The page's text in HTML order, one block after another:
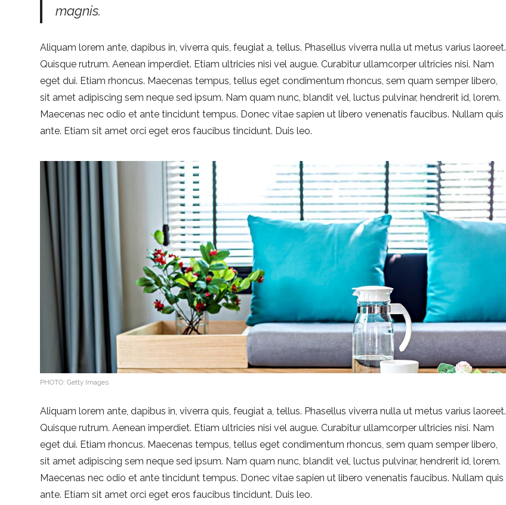
magnis.
Aliquam lorem ante, dapibus in, viverra quis, feugiat a, tellus. Phasellus viverra nulla ut metus varius laoreet.
Quisque rutrum. Aenean imperdiet. Etiam ultricies nisi vel augue. Curabitur ullamcorper ultricies nisi. Nam
eget dui. Etiam rhoncus. Maecenas tempus, tellus eget condimentum rhoncus, sem quam semper libero,
sit amet adipiscing sem neque sed ipsum. Nam quam nunc, blandit vel, luctus pulvinar, hendrerit id, lorem.
Maecenas nec odio et ante tincidunt tempus. Donec vitae sapien ut libero venenatis faucibus. Nullam quis
ante. Etiam sit amet orci eget eros faucibus tincidunt. Duis leo.
PHOTO: Getty Images
Aliquam lorem ante, dapibus in, viverra quis, feugiat a, tellus. Phasellus viverra nulla ut metus varius laoreet.
Quisque rutrum. Aenean imperdiet. Etiam ultricies nisi vel augue. Curabitur ullamcorper ultricies nisi. Nam
eget dui. Etiam rhoncus. Maecenas tempus, tellus eget condimentum rhoncus, sem quam semper libero,
sit amet adipiscing sem neque sed ipsum. Nam quam nunc, blandit vel, luctus pulvinar, hendrerit id, lorem.
Maecenas nec odio et ante tincidunt tempus. Donec vitae sapien ut libero venenatis faucibus. Nullam quis
ante. Etiam sit amet orci eget eros faucibus tincidunt. Duis leo.